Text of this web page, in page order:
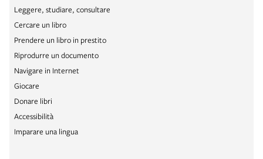
Leggere, studiare, consultare
Cercare un libro
Prendere un libro in prestito
Riprodurre un documento
Navigare in Internet
Giocare
Donare libri
Accessibilità
Imparare una lingua